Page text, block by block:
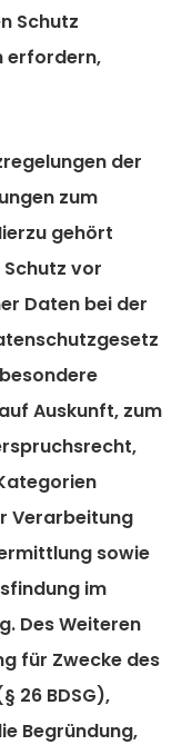
Schutz
erfordern,
der
zum
gehört
vor
Daten bei der
Auskunft, zum
Verarbeitung
sowie
im
Des Weiteren
für Zwecke des
26 BDSG),
Begründung,